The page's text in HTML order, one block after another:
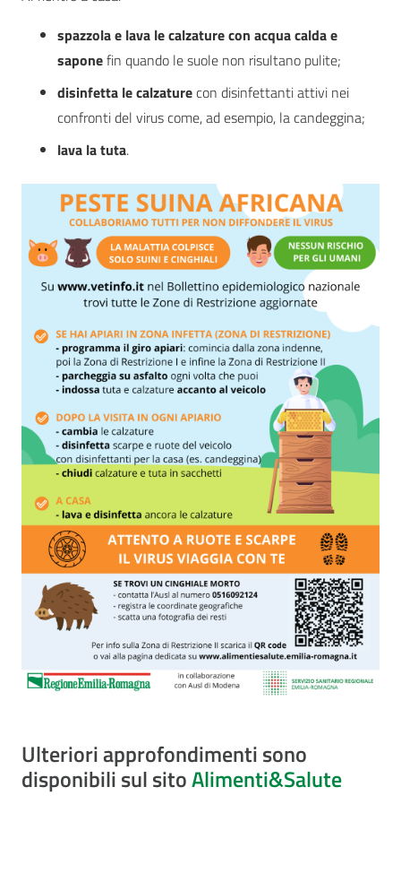
spazzola e lava le calzature con acqua calda e
saponefin quando le suole non risultano pulite;
disinfetta le calzaturecon disinfettanti attivi nei
confronti del virus come, ad esempio, la candeggina;
lava la tuta.
Ulteriori approfondimenti sono
disponibili sul sitoAlimenti&Salute